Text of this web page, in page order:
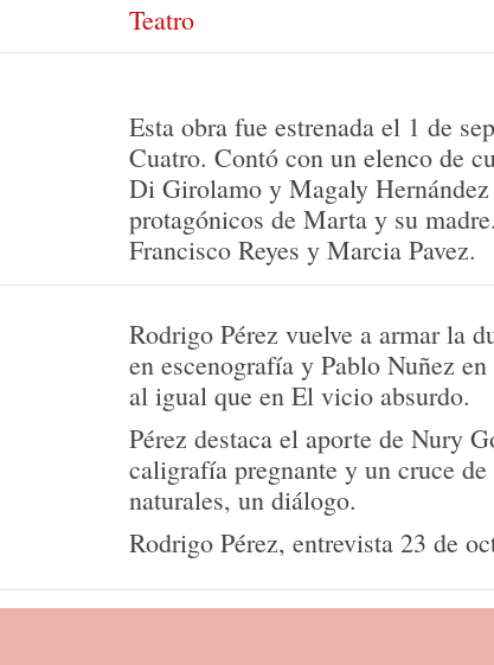
Teatro
Esta obra fue estrenada el 1 de
Cuatro. Contó con un elenco de
Di Girolamo y Magaly
protagónicos de Marta y su
Francisco Reyes y Marcia Pavez.
Rodrigo Pérez vuelve a armar la
en escenografía y Pablo Nuñez
al igual que en El vicio absurdo.
Pérez destaca el aporte de Nury
caligrafía pregnante y un cruce
naturales, un diálogo.
Rodrigo Pérez, entrevista 23 de